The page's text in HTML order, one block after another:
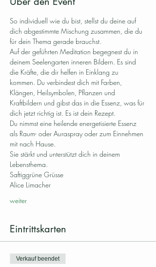
So individuell wie du bist, stellst du deine auf
dich abgestimmte Mischung zusammen, die du
für dein Thema gerade brauchst.
Auf der geführten Meditation begegnest du in
deinem Seelengarten inneren Bildern. Es sind
die Kräfte, die dir helfen in Einklang zu
kommen. Du verbindest dich mit Farben,
Klängen, Heilsymbolen, Pflanzen und
Kraftbildern und gibst das in die Essenz, was für
dich jetzt richtig ist. Es ist dein Rezept.
Du nimmst eine heilende energetisierte Essenz
als Raum- oder Auraspray oder zum Einnehmen
mit nach Hause.
Sie stärkt und unterstützt dich in deinem
Lebensthema.
Saftiggrüne Grüsse
Alice Limacher
weiter
Eintrittskarten
Verkauf beendet